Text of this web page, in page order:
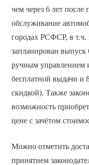
чем через 6 лет
обслуживание
городах РСФСР, в т.ч.
запланирован выпуск
ручным управлением
бесплатной выдачи и
скидкой). Также
возможность
цене с зачётом
Можно отметить
принятием